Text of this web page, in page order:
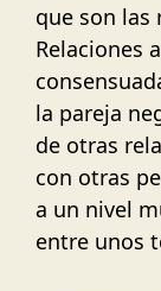
que son las
Relaciones
la pareja
de otras
con otras
a un nivel
entre unos